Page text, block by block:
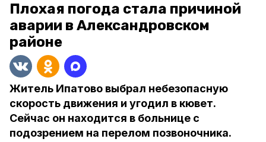
Плохая погода стала причиной
аварии в Александровском
районе
Житель Ипатово выбрал небезопасную
скорость движения и угодил в кювет.
Сейчас он находится в больнице с
подозрением на перелом позвоночника.